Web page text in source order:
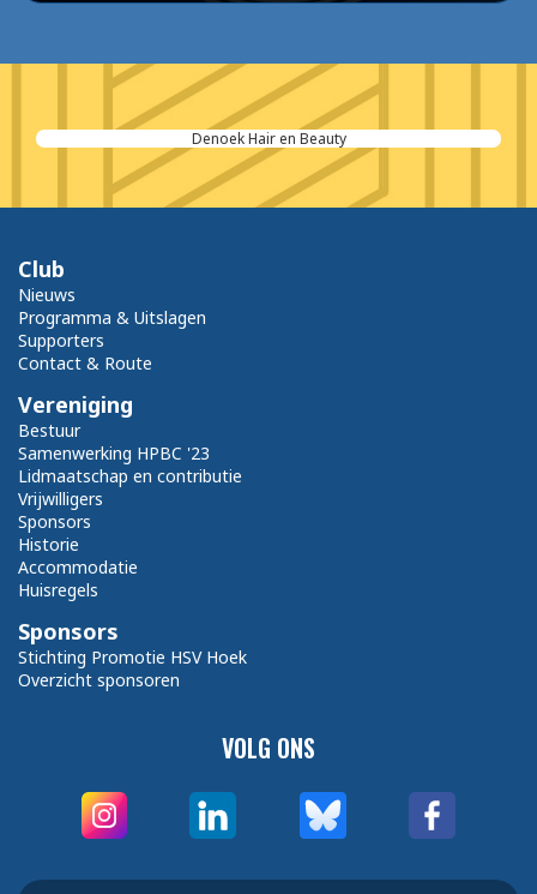
Denoek Hair en Beauty
VOLG ONS
Club
Nieuws
Programma & Uitslagen
Supporters
Contact & Route
Vereniging
Bestuur
Samenwerking HPBC '23
Lidmaatschap en contributie
Vrijwilligers
Sponsors
Historie
Accommodatie
Huisregels
Sponsors
Stichting Promotie HSV Hoek
Overzicht sponsoren